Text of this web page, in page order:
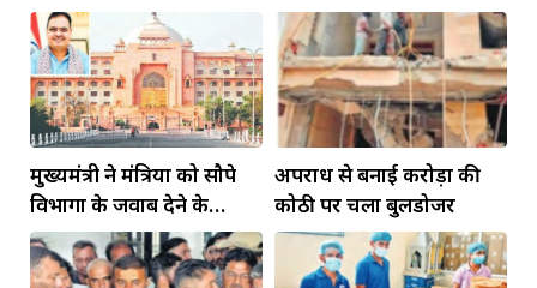
मुख्यमंत्री ने मंत्रियों को सौपे
विभागों के जवाब देने के
दायित्व
अपराध से बनाई करोड़ों की
कोठी पर चला बुलडोजर